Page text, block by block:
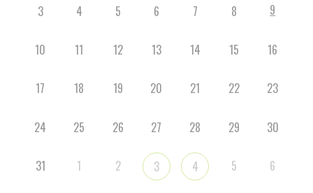
3 4 5 6 7 8 9
10 11 12 13 14 15 16
17 18 19 20 21 22 23
24 25 26 27 28 29 30
31 1 2 3 4 5 6